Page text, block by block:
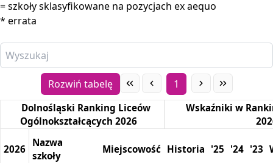
Poprzednie edycje
2024
2023
2022
2021
= szkoły sklasyfikowane na pozycjach ex aequo
* errata
Rozwiń tabelę 1
Dolnośląski Ranking Liceów
Ogólnokształcących 2026
Wskaźniki w
2026
Nazwa
szkoły
Miejscowość Historia '25 '24 '23